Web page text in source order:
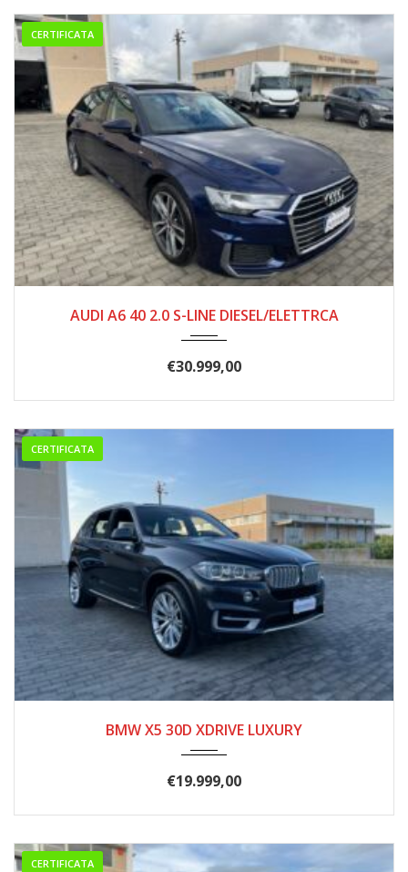
CERTIFICATA
AUDI A6 40 2.0 S-LINE DIESEL/ELETTRCA
€30.999,00
CERTIFICATA
BMW X5 30D XDRIVE LUXURY
€19.999,00
CERTIFICATA